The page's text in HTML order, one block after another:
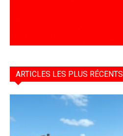
ARTICLES LES PLUS RÉCENTS